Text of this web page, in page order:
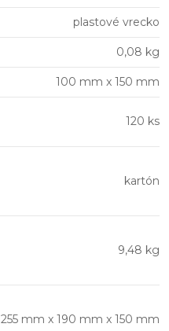
plastové vrecko
0,08 kg
100 mm x 150 mm
120 ks
kartón
9,48 kg
255 mm x 190 mm x 150 mm